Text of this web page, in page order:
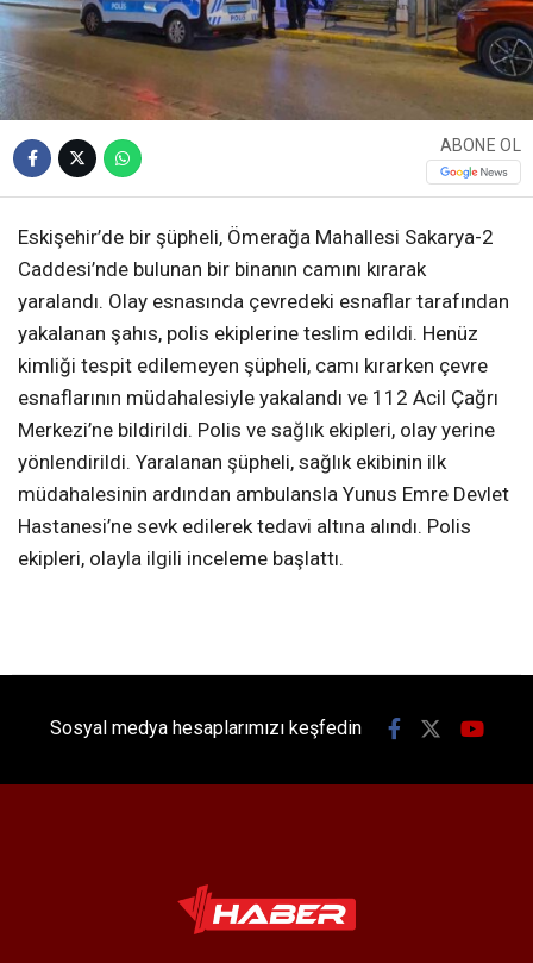
ABONE OL
Eskişehir’de bir şüpheli, Ömerağa Mahallesi Sakarya-2
Caddesi’nde bulunan bir binanın camını kırarak
yaralandı. Olay esnasında çevredeki esnaflar tarafından
yakalanan şahıs, polis ekiplerine teslim edildi. Henüz
kimliği tespit edilemeyen şüpheli, camı kırarken çevre
esnaflarının müdahalesiyle yakalandı ve 112 Acil Çağrı
Merkezi’ne bildirildi. Polis ve sağlık ekipleri, olay yerine
yönlendirildi. Yaralanan şüpheli, sağlık ekibinin ilk
müdahalesinin ardından ambulansla Yunus Emre Devlet
Hastanesi’ne sevk edilerek tedavi altına alındı. Polis
ekipleri, olayla ilgili inceleme başlattı.
Sosyal medya hesaplarımızı keşfedin